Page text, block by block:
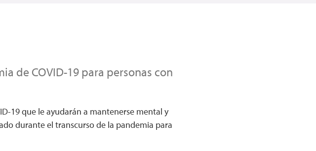
de COVID-19 para personas con
19 que le ayudarán a mantenerse mental y
durante el transcurso de la pandemia para